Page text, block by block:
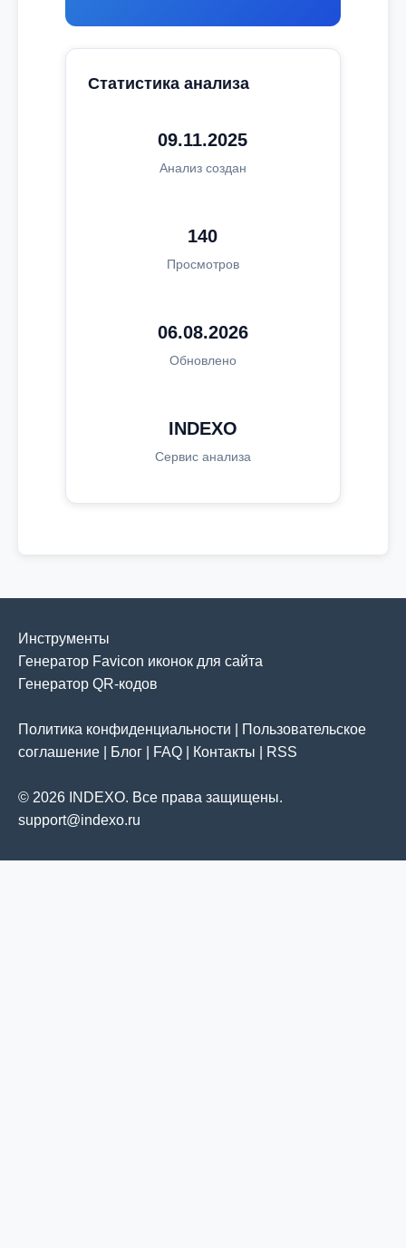
Статистика анализа
09.11.2025
Анализ создан
140
Просмотров
06.08.2026
Обновлено
INDEXO
Сервис анализа
Инструменты
Генератор Favicon иконок для сайта
Генератор QR-кодов
Политика конфиденциальности
Пользовательское
соглашение
Блог FAQ Контакты RSS
© 2026 INDEXO. Все права защищены.
support@indexo.ru